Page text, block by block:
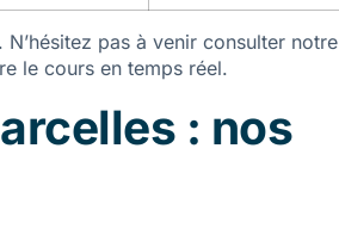
pas à venir consulter notre
le cours en temps réel.
: nos